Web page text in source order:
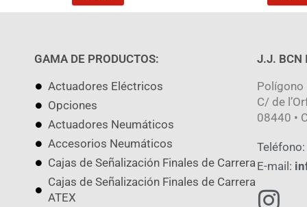
GAMA DE PRODUCTOS:
Actuadores Eléctricos
Opciones
Actuadores Neumáticos
Accesorios Neumáticos
Cajas de Señalización Finales de Carrera
Cajas de Señalización Finales de Carrera
ATEX
J.J. BCN
Polígono
C/ de
08440 •
E-mail: